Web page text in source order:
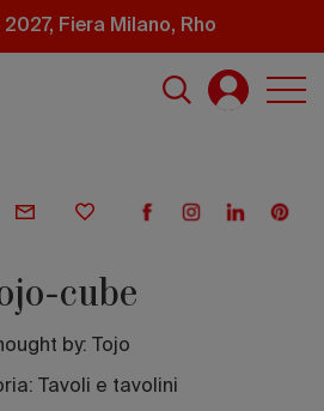
2027, Fiera Milano, Rho
cube
by: Tojo
Tavoli e tavolini